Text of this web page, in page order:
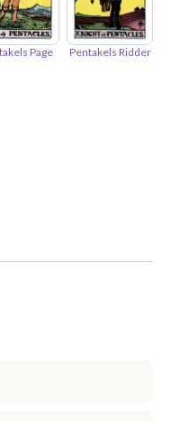
Page Pentakels Ridder